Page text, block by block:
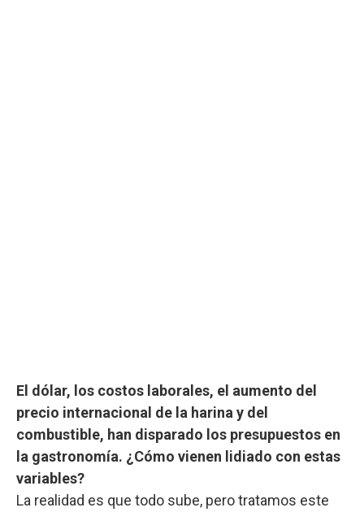
El dólar, los costos laborales, el aumento del
precio internacional de la harina y del
combustible, han disparado los presupuestos en
la gastronomía. ¿Cómo vienen lidiado con estas
variables?
La realidad es que todo sube, pero tratamos este